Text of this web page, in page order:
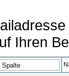
Ihren